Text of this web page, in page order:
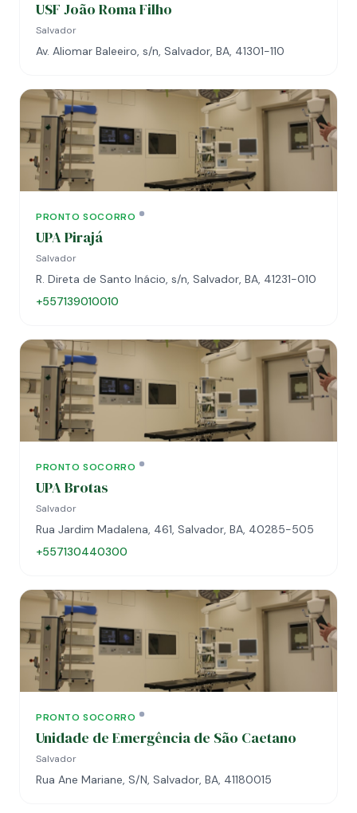
USF João Roma Filho
Salvador
Av. Aliomar Baleeiro, s/n, Salvador, BA, 41301-110
PRONTO SOCORRO
UPA Pirajá
Salvador
R. Direta de Santo Inácio, s/n, Salvador, BA, 41231-010
+557139010010
PRONTO SOCORRO
UPA Brotas
Salvador
Rua Jardim Madalena, 461, Salvador, BA, 40285-505
+557130440300
PRONTO SOCORRO
Unidade de Emergência de São Caetano
Salvador
Rua Ane Mariane, S/N, Salvador, BA, 41180015